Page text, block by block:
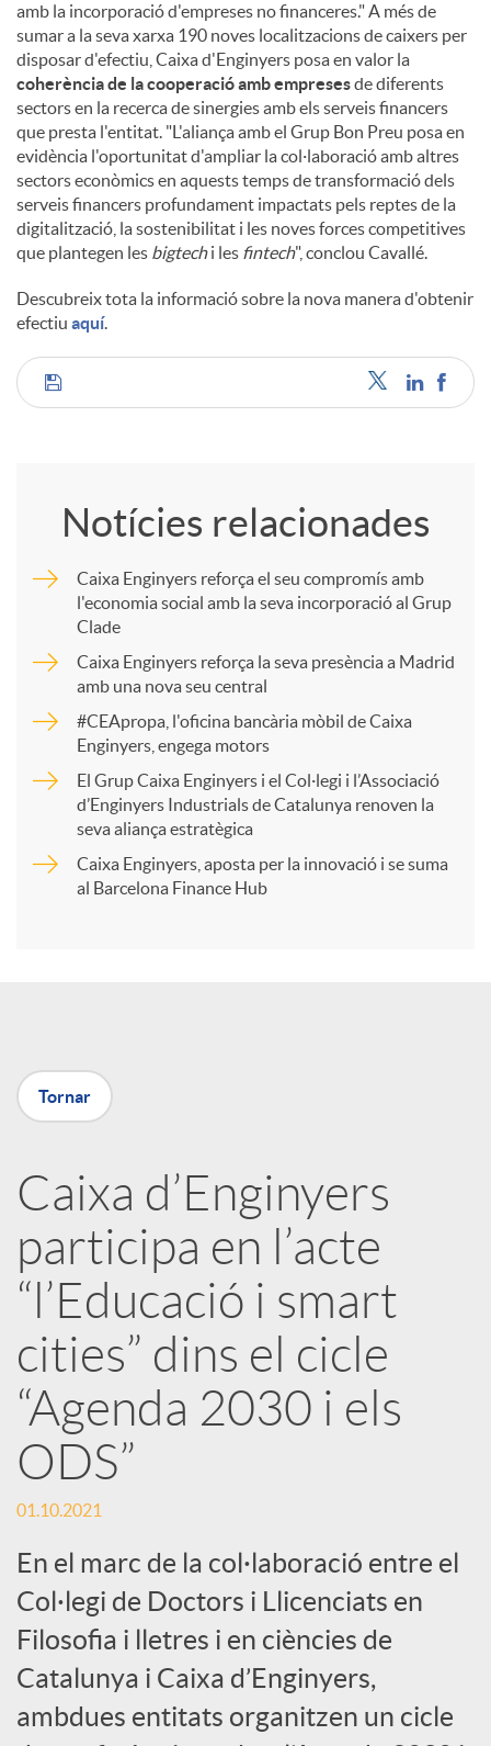
amb la incorporació d'empreses no financeres." A més de
sumar a la seva xarxa 190 noves localitzacions de caixers per
disposar d'efectiu, Caixa d'Enginyers posa en valor la
coherència de la cooperació amb empresesde diferents
sectors en la recerca de sinergies amb els serveis financers
que presta l'entitat. "L'aliança amb el Grup Bon Preu posa en
evidència l'oportunitat d'ampliar la col·laboració amb altres
sectors econòmics en aquests temps de transformació dels
serveis financers profundament impactats pels reptes de la
digitalització, la sostenibilitat i les noves forces competitives
que plantegen les bigtechi les fintech", conclou Cavallé.
Descubreix tota la informació sobre la nova manera d'obtenir
efectiu aquí.
C
m
r
X
a
r
x
e
s
S
o
c
Notícies relacionades
Caixa Enginyers reforça el seu compromís amb
l'economia social amb la seva incorporació al Grup
Clade
Caixa Enginyers reforça la seva presència a Madrid
amb una nova seu central
#CEApropa, l'oficina bancària mòbil de Caixa
Enginyers, engega motors
El Grup Caixa Enginyers i el Col·legi i l’Associació
d’Enginyers Industrials de Catalunya renoven la
seva aliança estratègica
Caixa Enginyers, aposta per la innovació i se suma
al Barcelona Finance Hub
Tornar
Caixa d’Enginyers
participa en l’acte
“l’Educació i smart
cities” dins el cicle
“Agenda 2030 i els
ODS”
01.10.2021
En el marc de la col·laboració entre el
Col·legi de Doctors i Llicenciats en
Filosofia i lletres i en ciències de
Catalunya i Caixa d’Enginyers,
ambdues entitats organitzen un cicle